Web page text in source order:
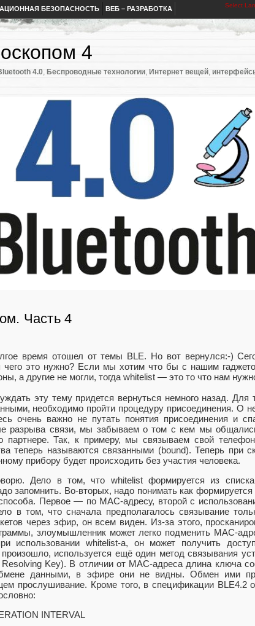
БЕЗОПАСНОСТЬ ВЕБ – РАЗРАБОТКА Select
4
4.0, Беспроводные технологии, Интернет вещей,
Часть 4
время отошел от темы BLE. Но вот вернулся:-)
чего это нужно? Если мы хотим что бы с нашим
а другие не могли, тогда whitelist — это то что нам
эту тему придется вернуться немного назад. Для
необходимо пройти процедуру присоединения. О
очень важно не путать понятия присоединения и
разрыва связи, мы забываем о том с кем мы
Так, к примеру, мы связываем свой
теперь называются связанными (bound). Теперь при
прибору будет происходить без участия человека.
Дело в том, что whitelist формируется из списка
запомнить. Во-вторых, надо понимать как
Первое — по МАС-адресу, второй с
в том, что сначала предполагалось связывание
через эфир, он всем виден. Из-за этого,
злоумышленник может легко подменить MAC-
использовании whitelist-a, он может получить
используется ещё один метод связывания
Key). В отличии от MAC-адреса длина ключа
данными, в эфире они не видны. Обмен ими
прослушивание. Кроме того, в спецификации BLE4.2
INTERVAL